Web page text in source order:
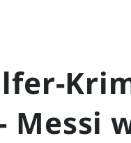
Messi